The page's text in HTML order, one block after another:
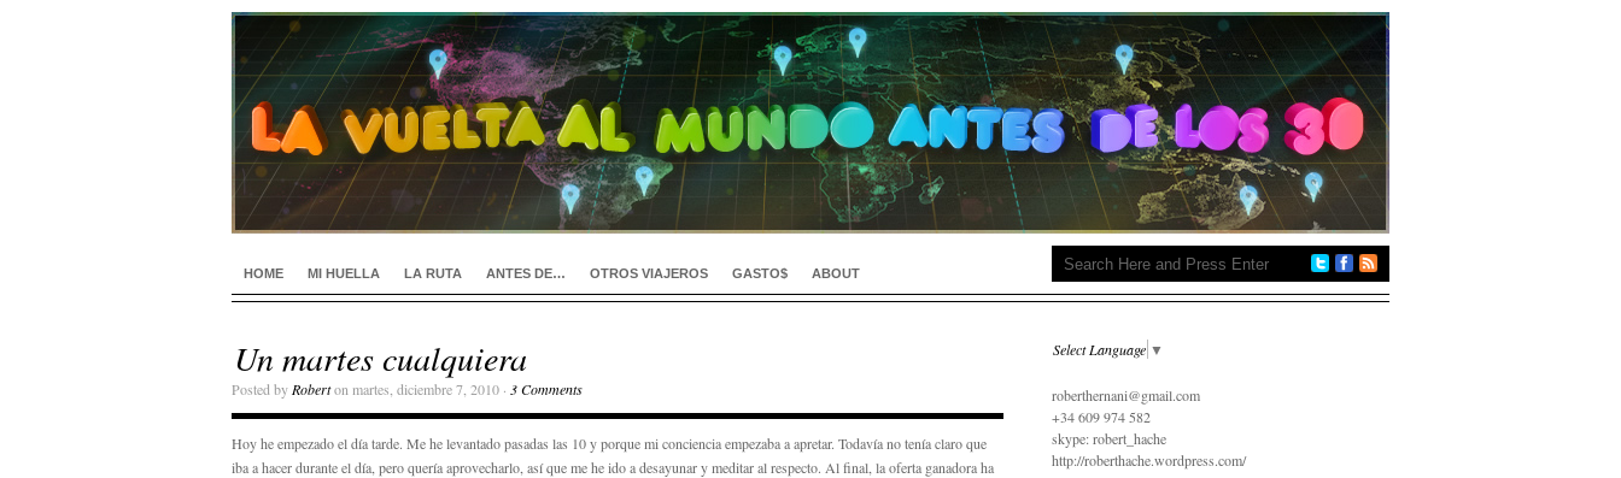
HOME MI HUELLA LA RUTA ANTES DE… OTROS VIAJEROS GASTO$ ABOUT
Un martes cualquiera
Posted by Roberton martes, diciembre 7, 2010 · 3 Comments
Hoy he empezado el día tarde. Me he levantado pasadas las 10 y porque mi conciencia empezaba a apretar. Todavía no tenía claro que
iba a hacer durante el día, pero quería aprovecharlo, así que me he ido a desayunar y meditar al respecto. Al final, la oferta ganadora ha
Select Language ▼
roberthernani@gmail.com
+34 609 974 582
skype: robert_hache
http://roberthache.wordpress.com/